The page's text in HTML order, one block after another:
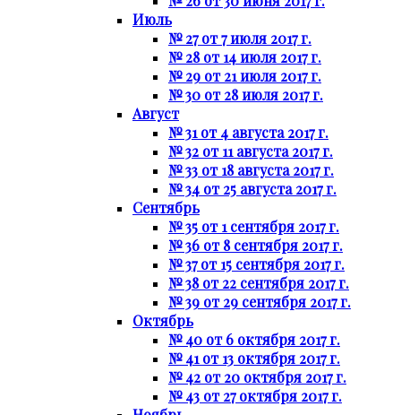
Июль
№ 27 от 7 июля 2017 г.
№ 28 от 14 июля 2017 г.
№ 29 от 21 июля 2017 г.
№ 30 от 28 июля 2017 г.
Август
№ 31 от 4 августа 2017 г.
№ 32 от 11 августа 2017 г.
№ 33 от 18 августа 2017 г.
№ 34 от 25 августа 2017 г.
Сентябрь
№ 35 от 1 сентября 2017 г.
№ 36 от 8 сентября 2017 г.
№ 37 от 15 сентября 2017 г.
№ 38 от 22 сентября 2017 г.
№ 39 от 29 сентября 2017 г.
Октябрь
№ 40 от 6 октября 2017 г.
№ 41 от 13 октября 2017 г.
№ 42 от 20 октября 2017 г.
№ 43 от 27 октября 2017 г.